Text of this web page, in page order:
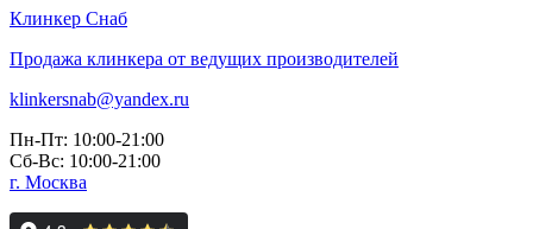
Клинкер Снаб
Продажа клинкера от ведущих производителей
klinkersnab@yandex.ru
Пн-Пт: 10:00-21:00
Сб-Вс: 10:00-21:00
г. Москва